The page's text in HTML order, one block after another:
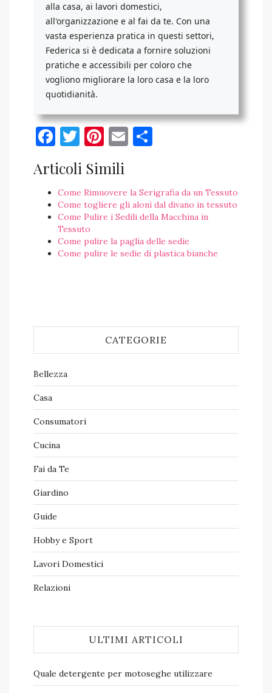
alla casa, ai lavori domestici,
all'organizzazione e al fai da te. Con una
vasta esperienza pratica in questi settori,
Federica si è dedicata a fornire soluzioni
pratiche e accessibili per coloro che
vogliono migliorare la loro casa e la loro
quotidianità.
Facebook
Twitter
Pinterest
Email
Articoli Simili
Come Rimuovere la Serigrafia da un Tessuto
Come togliere gli aloni dal divano in tessuto​
Come Pulire i Sedili della Macchina in
Tessuto
Come pulire la paglia delle sedie
Come pulire le sedie di plastica bianche
CATEGORIE
Bellezza
Casa
Consumatori
Cucina
Fai da Te
Giardino
Guide
Hobby e Sport
Lavori Domestici
Relazioni
ULTIMI ARTICOLI
Quale detergente per motoseghe​ utilizzare